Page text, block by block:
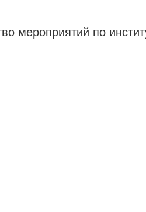
мероприятий по